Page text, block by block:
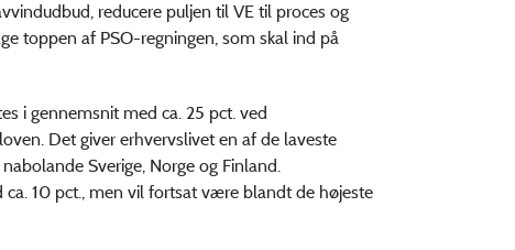
reducere puljen til VE til proces og
toppen af PSO-regningen, som skal ind på
i gennemsnit med ca. 25 pct. ved
Det giver erhvervslivet en af de laveste
Sverige, Norge og Finland.
10 pct., men vil fortsat være blandt de højeste